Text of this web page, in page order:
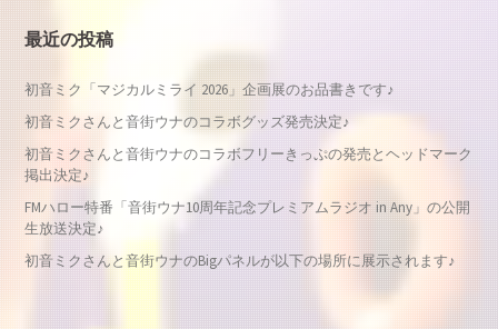
最近の投稿
初音ミク「マジカルミライ 2026」企画展のお品書きです♪
初音ミクさんと音街ウナのコラボグッズ発売決定♪
初音ミクさんと音街ウナのコラボフリーきっぷの発売とヘッドマーク
掲出決定♪
FMハロー特番「音街ウナ10周年記念プレミアムラジオ in Any」の公開
生放送決定♪
初音ミクさんと音街ウナのBigパネルが以下の場所に展示されます♪